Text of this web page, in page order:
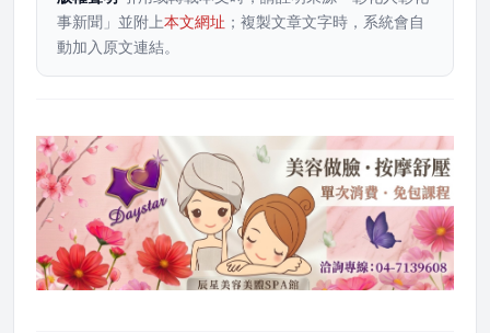
事新聞」並附上本文網址 ；複製文章文字時，系統會自
動加入原文連結。